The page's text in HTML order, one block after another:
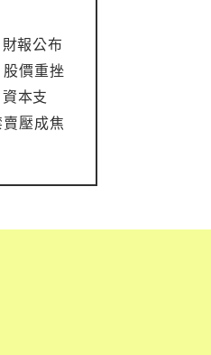
報公布
價重挫
本支
壓成焦